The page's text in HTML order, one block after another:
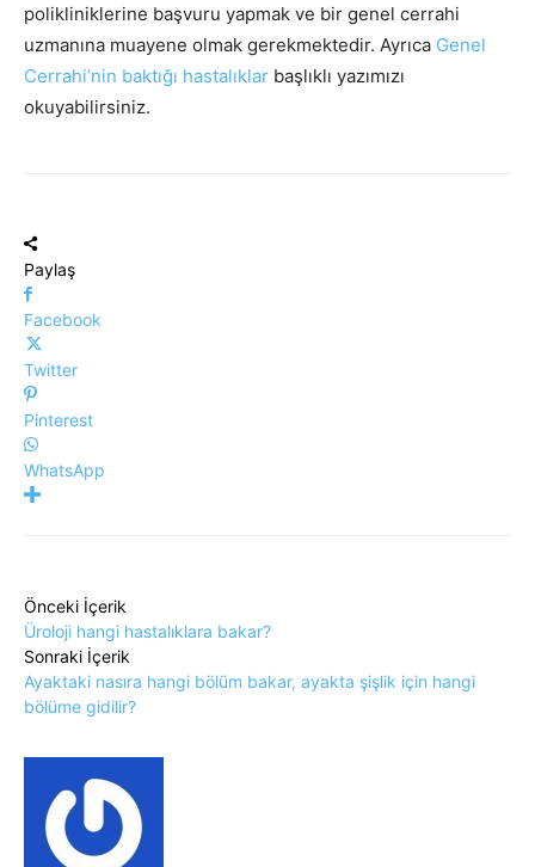
polikliniklerine başvuru yapmak ve bir genel cerrahi
uzmanına muayene olmak gerekmektedir. Ayrıca Genel
Cerrahi’nin baktığı hastalıklar başlıklı yazımızı
okuyabilirsiniz.
Paylaş
Facebook
Twitter
Pinterest
WhatsApp
Önceki İçerik
Üroloji hangi hastalıklara bakar?
Sonraki İçerik
Ayaktaki nasıra hangi bölüm bakar, ayakta şişlik için hangi
bölüme gidilir?